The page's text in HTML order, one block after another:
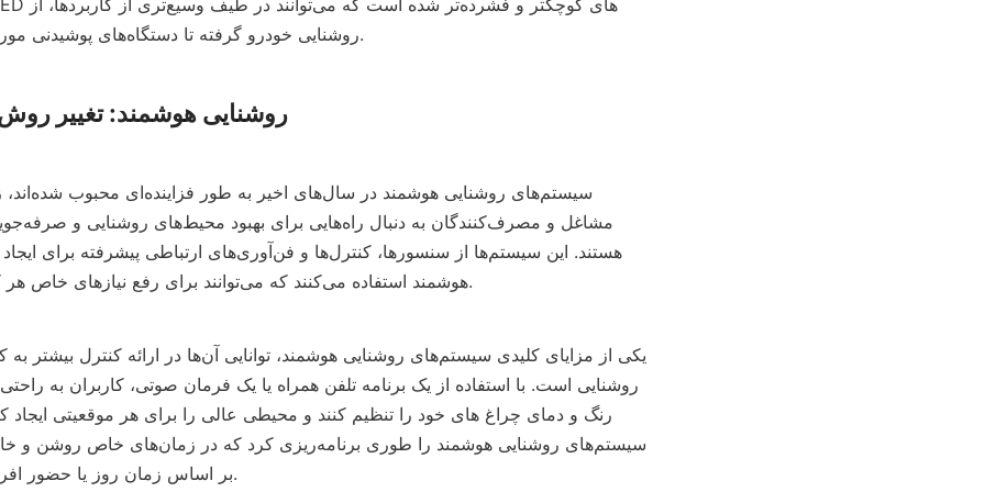
روشنایی خودرو گرفته تا دستگاه‌های پوشیدنی مورد استفاده قرار گیرند.
روشنایی هوشمند: تغییر روش
هوشمند استفاده می‌کنند که می‌توانند برای رفع نیازهای خاص هر کاربر سفارشی شوند.
بر اساس زمان روز یا حضور افراد در اتاق تنظیم کنند.